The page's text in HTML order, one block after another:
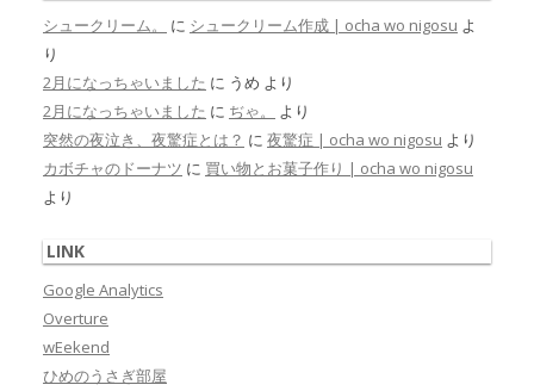
シュークリーム。 に シュークリーム作成 | ocha wo nigosu よ
り
2月になっちゃいました に うめ より
2月になっちゃいました に ぢゃ。
より
突然の夜泣き、夜驚症とは？ に 夜驚症 | ocha wo nigosu より
カボチャのドーナツ に 買い物とお菓子作り | ocha wo nigosu
より
LINK
Google Analytics
Overture
wEekend
ひめのうさぎ部屋